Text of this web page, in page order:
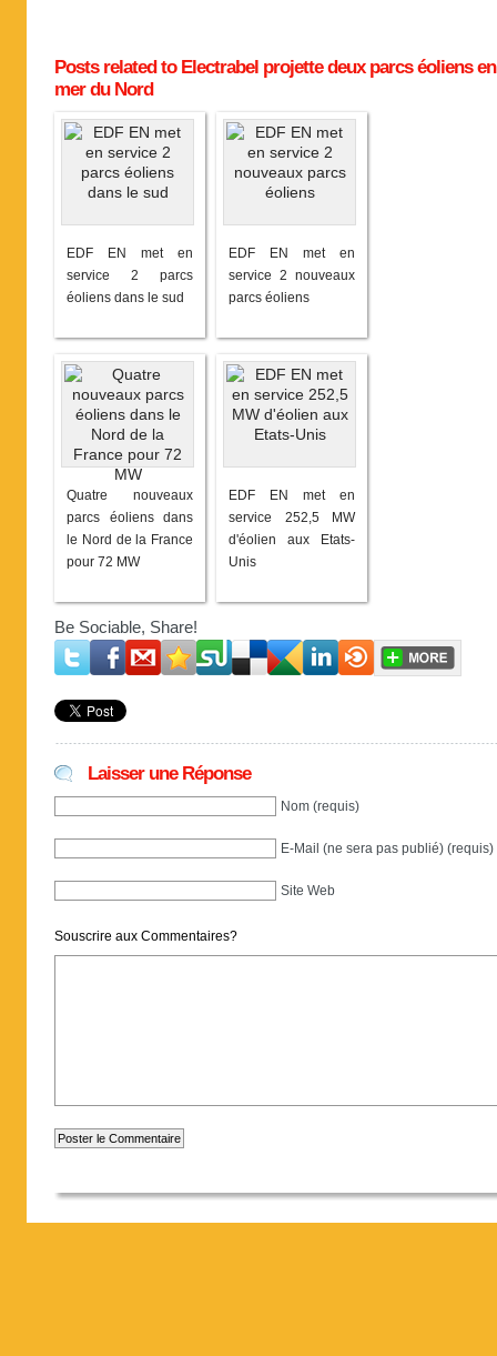
Posts related to Electrabel projette deux parcs éoliens en
mer du Nord
EDF EN met en
service 2 parcs
éoliens dans le sud
EDF EN met en
service 2 nouveaux
parcs éoliens
Quatre nouveaux
parcs éoliens dans
le Nord de la France
pour 72 MW
EDF EN met en
service 252,5 MW
d'éolien aux Etats-
Unis
Be Sociable, Share!
Laisser une Réponse
Nom (requis)
E-Mail (ne sera pas publié) (requis)
Site Web
Souscrire aux Commentaires?